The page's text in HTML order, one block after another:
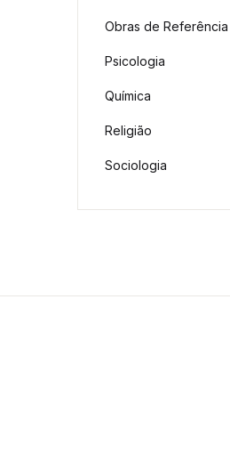
Obras de Referência
Psicologia
Química
Religião
Sociologia